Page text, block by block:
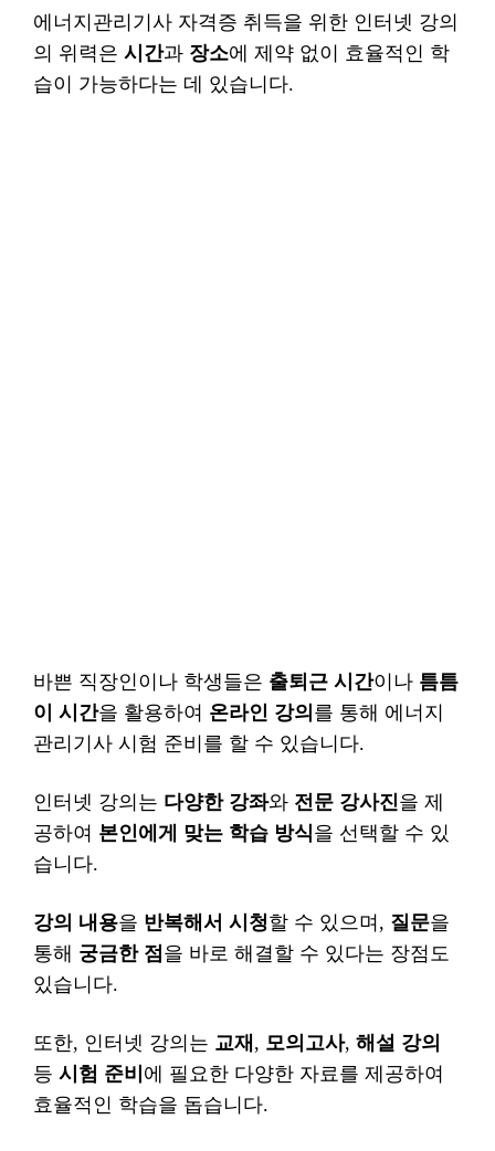
에너지관리기사 자격증 취득을 위한 인터넷 강의
의 위력은 시간과 장소에 제약 없이 효율적인 학
습이 가능하다는 데 있습니다.
바쁜 직장인이나 학생들은 출퇴근 시간이나 틈틈
이 시간을 활용하여 온라인 강의 를 통해 에너지
관리기사 시험 준비를 할 수 있습니다.
인터넷 강의는 다양한 강좌와 전문 강사진을 제
공하여 본인에게 맞는 학습 방식을 선택할 수 있
습니다.
강의 내용을 반복해서 시청할 수 있으며, 질문을
통해 궁금한 점 을 바로 해결할 수 있다는 장점도
있습니다.
또한, 인터넷 강의는 교재 , 모의고사, 해설 강의
등 시험 준비 에 필요한 다양한 자료를 제공하여
효율적인 학습을 돕습니다.